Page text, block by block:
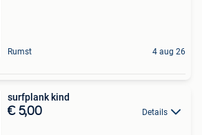
Rumst 4 aug 26
surfplank kind
€ 5,00 Details